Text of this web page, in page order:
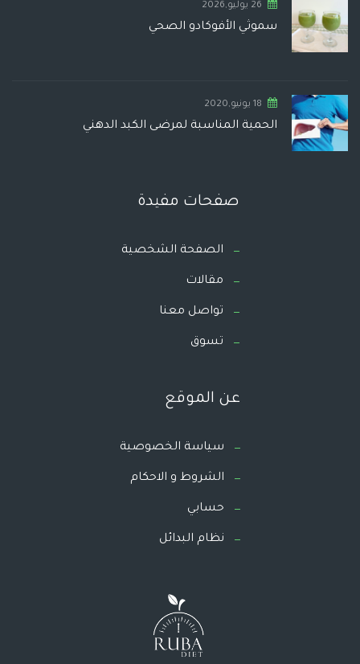
26 يوليو,2026
سموثي الأفوكادو الصحي
18 يونيو,2020
الحمية المناسبة لمرضى الكبد الدهني
صفحات مفيدة
الصفحة الشخصية
مقالات
تواصل معنا
تسوق
عن الموقع
سياسة الخصوصية
الشروط و الاحكام
حسابي
نظام البدائل